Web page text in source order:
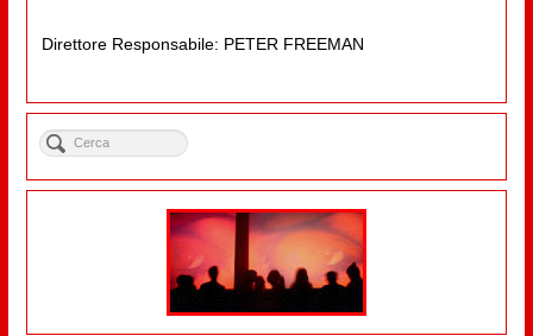
Direttore Responsabile: PETER FREEMAN